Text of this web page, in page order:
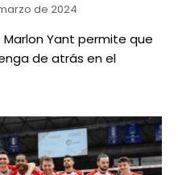
de 2024
Yant permite que
de atrás en el